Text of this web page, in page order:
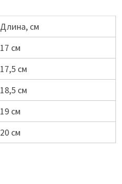
Длина, см
17 см
17,5 см
18,5 см
19 см
20 см